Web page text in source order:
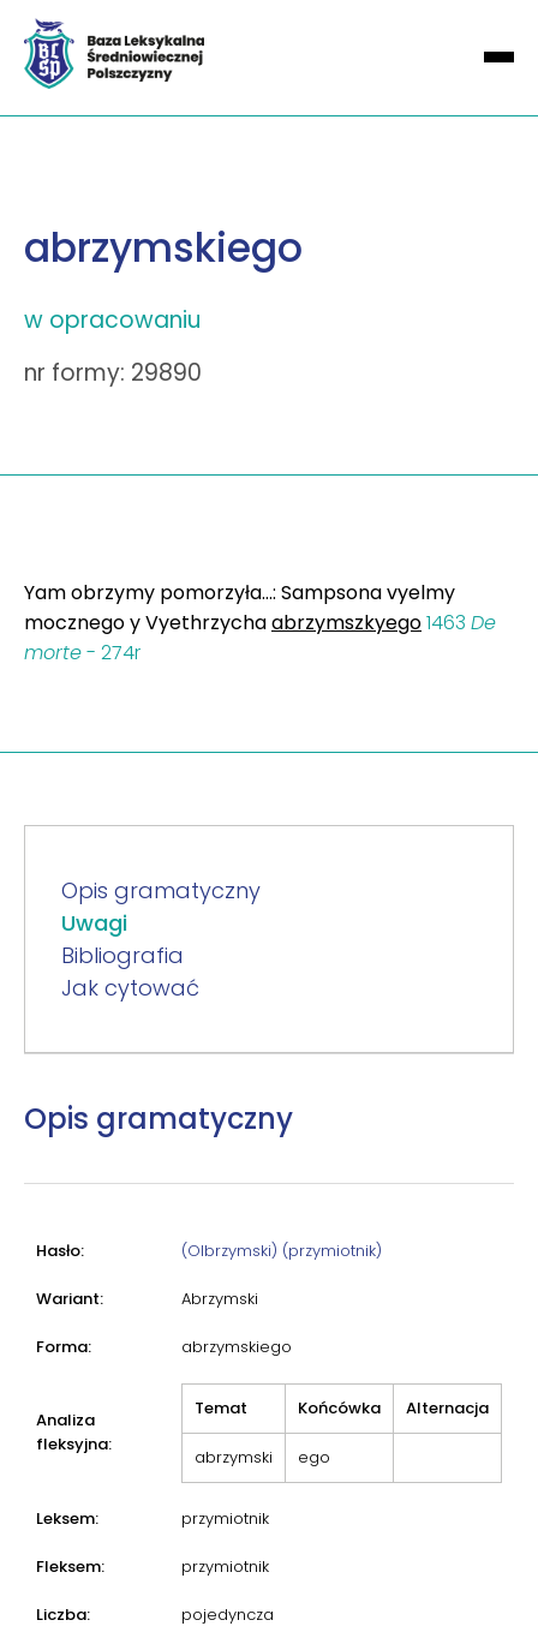
abrzymskiego
w opracowaniu
nr formy: 29890
Yam obrzymy pomorzyła...: Sampsona vyelmy
mocznego y Vyethrzychaabrzymszkyego1463 De
morte- 274r
Opis gramatyczny
Uwagi
Bibliografia
Jak cytować
Opis gramatyczny
Hasło: (Olbrzymski) (przymiotnik)
Wariant: Abrzymski
Forma: abrzymskiego
Analiza
fleksyjna:
Temat Końcówka Alternacja
abrzymski ego
Leksem: przymiotnik
Fleksem: przymiotnik
Liczba: pojedyncza